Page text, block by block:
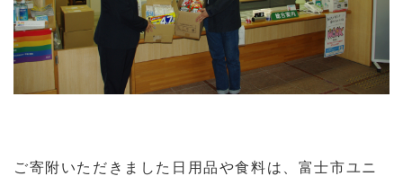
ご寄附いただきました日用品や食料は、富士市ユニ